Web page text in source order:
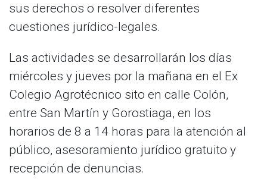
sus derechos o resolver diferentes
cuestiones jurídico-legales.
Las actividades se desarrollarán los días
miércoles y jueves por la mañana en el Ex
Colegio Agrotécnico sito en calle Colón,
entre San Martín y Gorostiaga, en los
horarios de 8 a 14 horas para la atención al
público, asesoramiento jurídico gratuito y
recepción de denuncias.